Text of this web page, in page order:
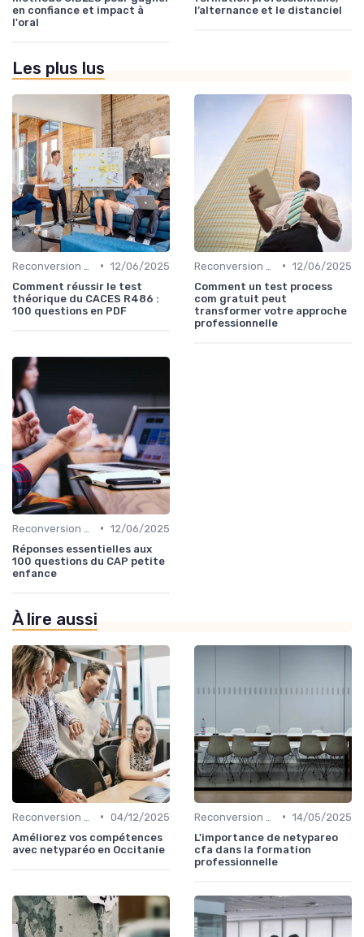
en confiance et impact à
l'oral
l’alternance et le distanciel
Les plus lus
• 12/06/2025
Comment réussir le test
théorique du CACES R486 :
100 questions en PDF
• 12/06/2025
Comment un test process
com gratuit peut
transformer votre approche
professionnelle
• 12/06/2025
Réponses essentielles aux
100 questions du CAP petite
enfance
À lire aussi
• 04/12/2025
Améliorez vos compétences
avec netyparéo en Occitanie
• 14/05/2025
L'importance de netypareo
cfa dans la formation
professionnelle